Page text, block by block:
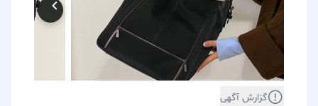
گزارش آگهی